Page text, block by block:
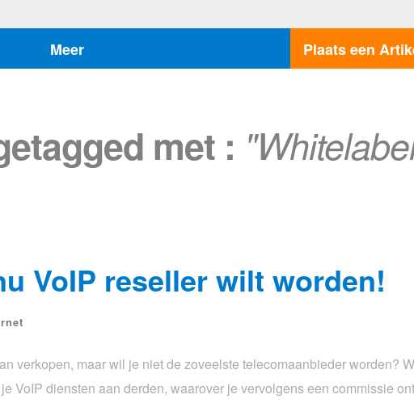
Meer Plaats een
met :
VoIP reseller wilt worden!
verkopen, maar wil je niet de zoveelste telecomaanbieder worden?
VoIP diensten aan derden, waarover je vervolgens een commissie